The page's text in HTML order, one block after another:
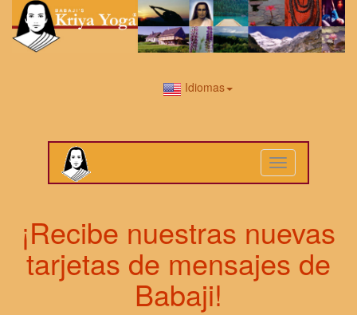
Idiomas
Toggle
navigation
¡Recibe nuestras nuevas
tarjetas de mensajes de
Babaji!